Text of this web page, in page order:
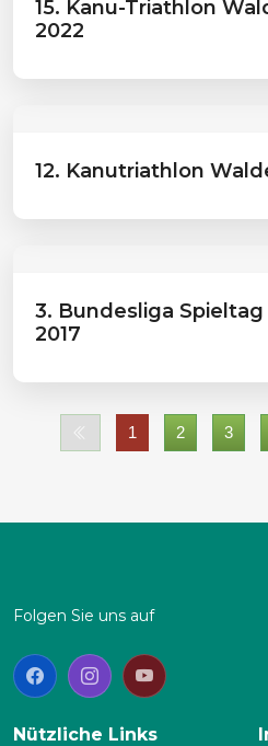
15. Kanu-Triathlon
2022
12. Kanutriathlon
3. Bundesliga Spieltag
2017
1 2 3
Folgen Sie uns auf
Nützliche Links